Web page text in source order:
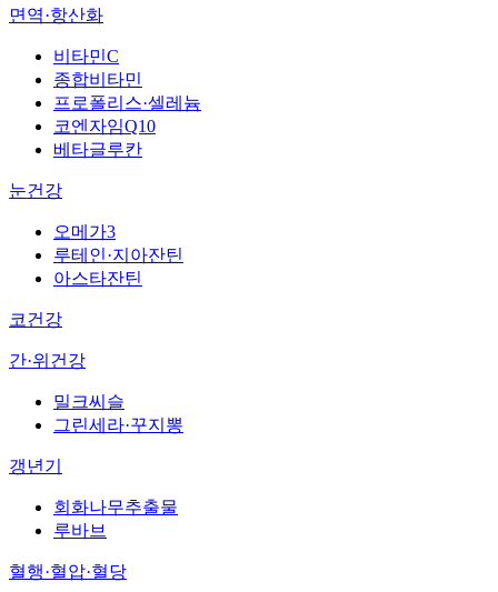
면역·항산화
비타민C
종합비타민
프로폴리스·셀레늄
코엔자임Q10
베타글루칸
눈건강
오메가3
루테인·지아잔틴
아스타잔틴
코건강
간·위건강
밀크씨슬
그린세라·꾸지뽕
갱년기
회화나무추출물
루바브
혈행·혈압·혈당